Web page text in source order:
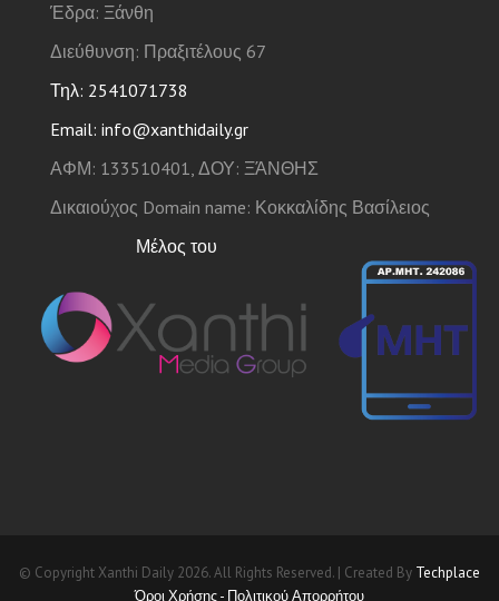
Έδρα: Ξάνθη
Διεύθυνση: Πραξιτέλους 67
Τηλ: 2541071738
Email: info@xanthidaily.gr
ΑΦΜ: 133510401, ΔΟΥ: ΞΆΝΘΗΣ
Δικαιούχος Domain name: Κοκκαλίδης Βασίλειος
Μέλος του
© Copyright Xanthi Daily 2026. All Rights Reserved. | Created By Techplace
Όροι Χρήσης - Πολιτικού Απορρήτου